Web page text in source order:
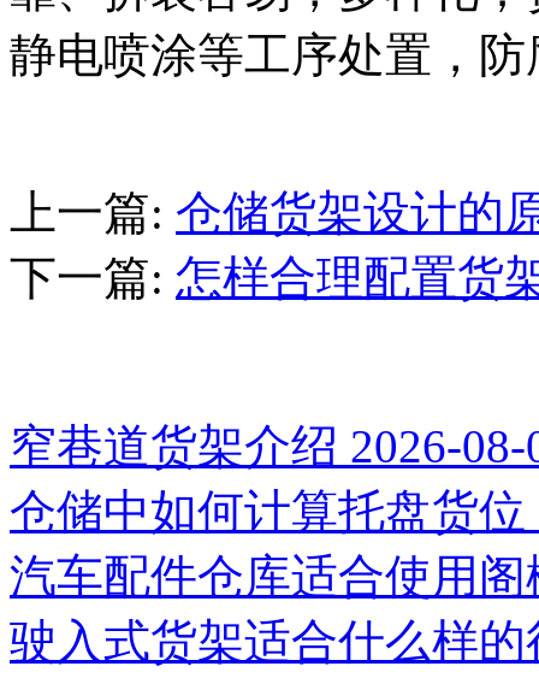
静电喷涂等工序处置，
上一篇: 仓储货架设计的
下一篇: 怎样合理配置货
窄巷道货架介绍 2026-08-
仓储中如何计算托盘货位
汽车配件仓库适合使用
驶入式货架适合什么样的